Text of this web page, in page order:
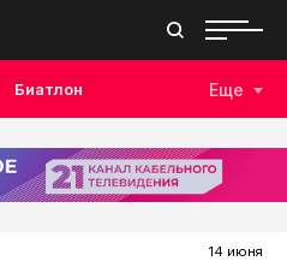
Биатлон
Плавание Дзюдо
Бокс
Еще
14 июня